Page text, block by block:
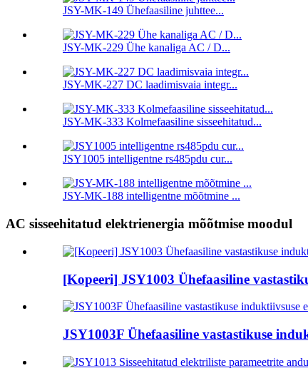
JSY-MK-149 Ühefaasiline juhttee...
JSY-MK-229 Ühe kanaliga AC / D...
JSY-MK-227 DC laadimisvaia integr...
JSY-MK-333 Kolmefaasiline sisseehitatud...
JSY1005 intelligentne rs485pdu cur...
JSY-MK-188 intelligentne mõõtmine ...
AC sisseehitatud elektrienergia mõõtmise moodul
[Kopeeri] JSY1003 Ühefaasiline
JSY1003F Ühefaasiline vastastikuse